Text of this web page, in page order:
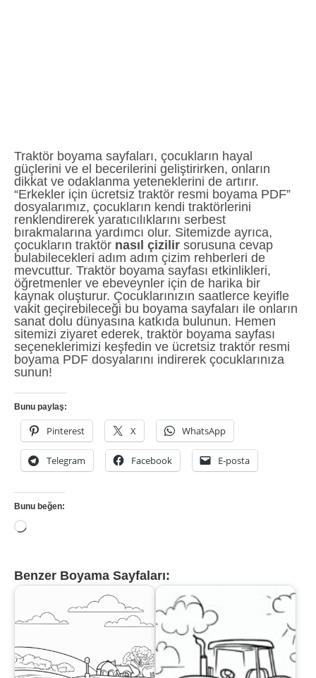
Traktör boyama sayfaları, çocukların hayal
güçlerini ve el becerilerini geliştirirken, onların
dikkat ve odaklanma yeteneklerini de artırır.
“Erkekler için ücretsiz traktör resmi boyama PDF”
dosyalarımız, çocukların kendi traktörlerini
renklendirerek yaratıcılıklarını serbest
bırakmalarına yardımcı olur. Sitemizde ayrıca,
çocukların traktör nasıl çizilir sorusuna cevap
bulabilecekleri adım adım çizim rehberleri de
mevcuttur. Traktör boyama sayfası etkinlikleri,
öğretmenler ve ebeveynler için de harika bir
kaynak oluşturur. Çocuklarınızın saatlerce keyifle
vakit geçirebileceği bu boyama sayfaları ile onların
sanat dolu dünyasına katkıda bulunun. Hemen
sitemizi ziyaret ederek, traktör boyama sayfası
seçeneklerimizi keşfedin ve ücretsiz traktör resmi
boyama PDF dosyalarını indirerek çocuklarınıza
sunun!
Bunu paylaş:
Pinterest X WhatsApp
Telegram Facebook E-posta
Bunu beğen:
Yükleniyor...
Benzer Boyama Sayfaları: